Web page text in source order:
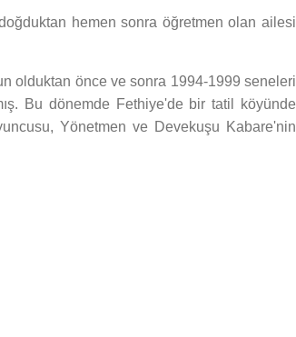
hemen sonra öğretmen olan ailesi
olduktan önce ve sonra 1994-1999 seneleri
Bu dönemde Fethiye'de bir tatil köyünde
Yönetmen ve Devekuşu Kabare'nin